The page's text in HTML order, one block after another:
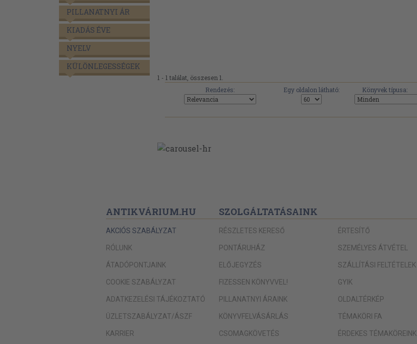
PILLANATNYI ÁR
KIADÁS ÉVE
NYELV
KÜLÖNLEGESSÉGEK
1 - 1 találat, összesen 1.
Rendezés:
Egy oldalon látható: Könyvek típusa:
ANTIKVÁRIUM.HU
AKCIÓS SZABÁLYZAT
RÓLUNK
ÁTADÓPONTJAINK
COOKIE SZABÁLYZAT
ADATKEZELÉSI TÁJÉKOZTATÓ
ÜZLETSZABÁLYZAT/ÁSZF
KARRIER
SZOLGÁLTATÁSAINK
RÉSZLETES KERESŐ
PONTÁRUHÁZ
ELŐJEGYZÉS
FIZESSEN KÖNYVVEL!
PILLANATNYI ÁRAINK
KÖNYVFELVÁSÁRLÁS
CSOMAGKÖVETÉS
ÉRTESÍTŐ
SZEMÉLYES ÁTVÉTEL
SZÁLLÍTÁSI FELTÉTELEK
GYIK
OLDALTÉRKÉP
TÉMAKÖRI FA
ÉRDEKES TÉMAKÖREINK